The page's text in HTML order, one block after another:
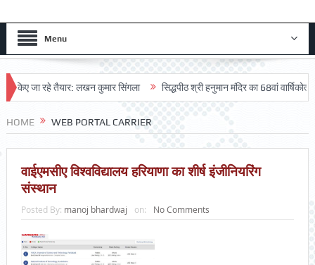
Menu
किए जा रहे तैयार: लखन कुमार सिंगला सिद्धपीठ श्री हनुमान मंदिर का 68वां
HOME WEB PORTAL CARRIER
वाईएमसीए विश्वविद्यालय हरियाणा का शीर्ष इंजीनियरिंग
संस्थान
Posted By: manoj bhardwaj on: No Comments